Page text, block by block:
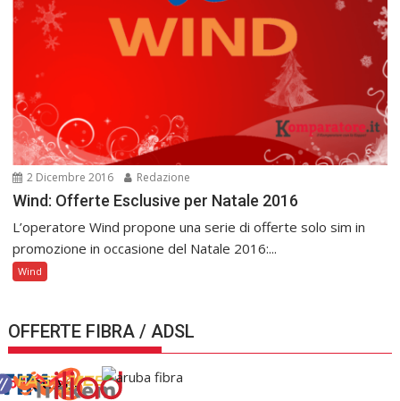
2 Dicembre 2016 Redazione
Wind: Offerte Esclusive per Natale 2016
L’operatore Wind propone una serie di offerte solo sim in
promozione in occasione del Natale 2016:...
Wind
OFFERTE FIBRA / ADSL